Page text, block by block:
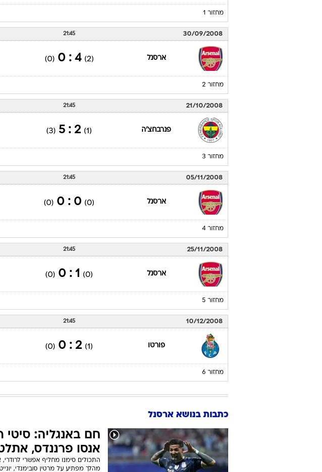
מחזור 1
30/09/2008
21:45
ארסנל (2)
4 : 0
(0)
מחזור 2
21/10/2008
21:45
פנרבחצ'ה (1)
2 : 5
(3)
מחזור 3
05/11/2008
21:45
ארסנל (0)
0 : 0
(0)
מחזור 4
25/11/2008
21:45
ארסנל (0)
1 : 0
(0)
מחזור 5
10/12/2008
21:45
פורטו (1)
2 : 0
(0)
מחזור 6
כתבות בנושא ארסנל
חם באנגליה: סיטי
אנסו פרננדס,
התכולים סימנו מחליף אפשרי
מהלך מפתיע על מרטין סובימנדי,